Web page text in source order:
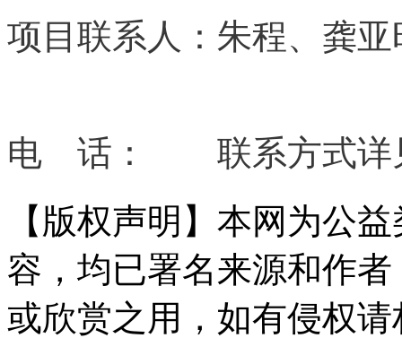
项目联系人：朱程、龚
电 话： 联系方式详见
【版权声明】本网为公
容，均已署名来源和作
或欣赏之用，如有侵权